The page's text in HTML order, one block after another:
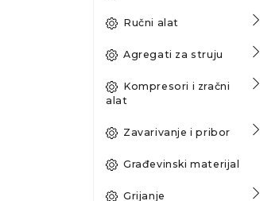
Ručni alat
Agregati za struju
Kompresori i zračni
alat
Zavarivanje i pribor
Građevinski materijal
Grijanje